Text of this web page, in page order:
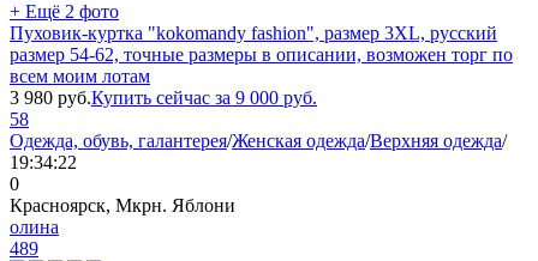
+ Ещё 2 фото
Пуховик-куртка "kokomandy fashion", размер 3XL, русский
размер 54-62, точные размеры в описании, возможен торг по
всем моим лотам
3 980 руб.Купить сейчас за 9 000 руб.
58
Одежда, обувь, галантерея/Женская одежда/Верхняя одежда/
19:34:22
0
Красноярск, Мкрн. Яблони
олина
489